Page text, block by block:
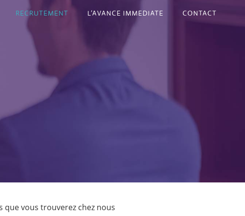
RECRUTEMENT L’AVANCE IMMEDIATE CONTACT
que vous trouverez chez nous